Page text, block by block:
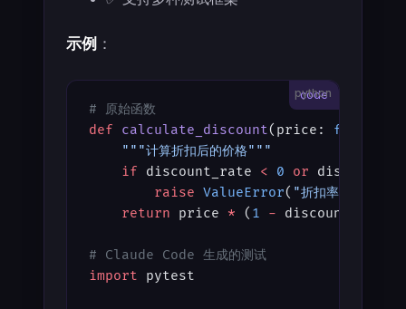
示例 ：
python
# 原始函数
def calculate_discount(price: float
    """计算折扣后的价格"""
    if
discount_rate < 0 or
        raise
ValueError( "折扣率必须在
    return
price * ( 1 - discount_rate)
# Claude Code 生成的测试
import pytest